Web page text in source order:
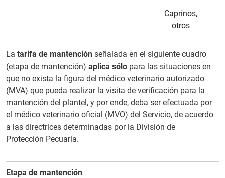
Caprinos,
otros
La tarifa de mantención señalada en el siguiente cuadro
(etapa de mantención) aplica sólo para las situaciones en
que no exista la figura del médico veterinario autorizado
(MVA) que pueda realizar la visita de verificación para la
mantención del plantel, y por ende, deba ser efectuada por
el médico veterinario oficial (MVO) del Servicio, de acuerdo
a las directrices determinadas por la División de
Protección Pecuaria.
Etapa de mantención